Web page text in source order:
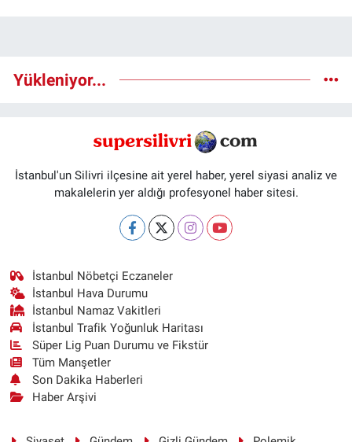
Yükleniyor...
İstanbul'un Silivri ilçesine ait yerel haber, yerel siyasi analiz ve
makalelerin yer aldığı profesyonel haber sitesi.
İstanbul Nöbetçi Eczaneler
İstanbul Hava Durumu
İstanbul Namaz Vakitleri
İstanbul Trafik Yoğunluk Haritası
Süper Lig Puan Durumu ve Fikstür
Tüm Manşetler
Son Dakika Haberleri
Haber Arşivi